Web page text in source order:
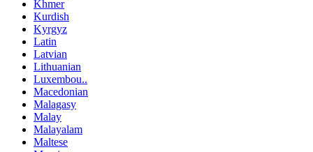
Khmer
Kurdish
Kyrgyz
Latin
Latvian
Lithuanian
Luxembou..
Macedonian
Malagasy
Malay
Malayalam
Maltese